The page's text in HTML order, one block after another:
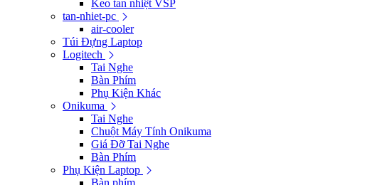
Keo tan nhiệt VSP
tan-nhiet-pc
air-cooler
Túi Đựng Laptop
Logitech
Tai Nghe
Bàn Phím
Phụ Kiện Khác
Onikuma
Tai Nghe
Chuột Máy Tính Onikuma
Giá Đỡ Tai Nghe
Bàn Phím
Phụ Kiện Laptop
Bàn phím